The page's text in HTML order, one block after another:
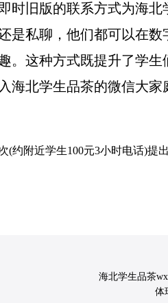
时旧版的联系方式为海
是私聊，他们都可以在
。这种方式既提升了学
海北学生品茶的微信大家
(约附近学生100元3小时电话)提
海北学生品茶
体